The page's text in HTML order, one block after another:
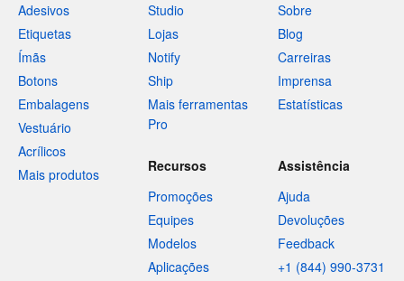
Adesivos
Etiquetas
Ímãs
Botons
Embalagens
Vestuário
Acrílicos
Mais produtos
Studio
Lojas
Notify
Ship
Mais ferramentas
Pro
Sobre
Blog
Carreiras
Imprensa
Estatísticas
Recursos
Promoções
Equipes
Modelos
Aplicações
Assistência
Ajuda
Devoluções
Feedback
+1 (844) 990-3731